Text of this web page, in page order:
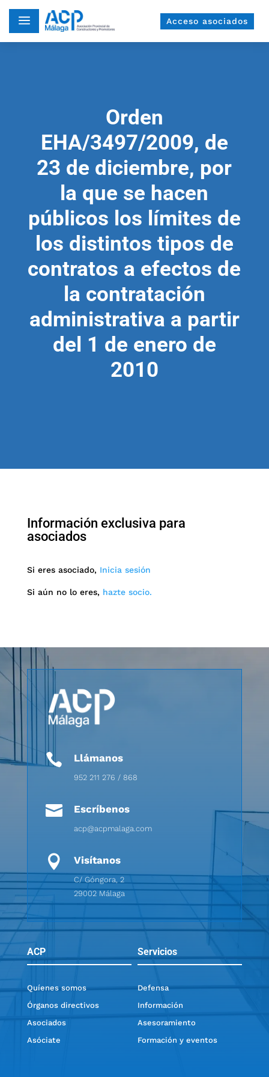
a Acceso asociados
Orden
EHA/3497/2009, de
23 de diciembre, por
la que se hacen
públicos los límites de
los distintos tipos de
contratos a efectos de
la contratación
administrativa a partir
del 1 de enero de
2010
Información exclusiva para
asociados
Si eres asociado, Inicia sesión
Si aún no lo eres, hazte socio.
 Llámanos
952 211 276 / 868
 Escríbenos
acp@acpmalaga.com
 Visítanos
C/ Góngora, 2
29002 Málaga
ACP Servicios
Quíenes somos
Órganos directivos
Asociados
Asóciate
Defensa
Información
Asesoramiento
Formación y eventos